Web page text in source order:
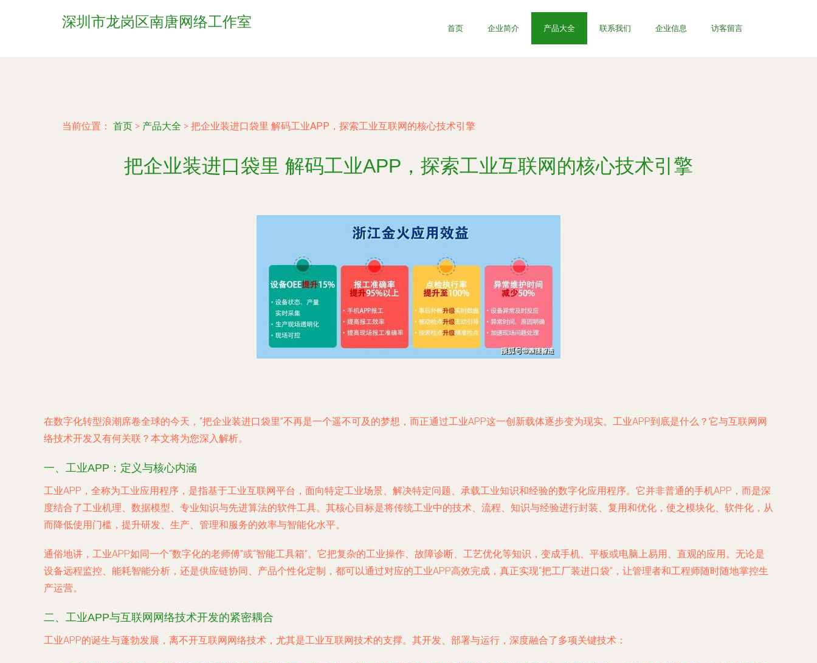
深圳市龙岗区南唐网络工作室 首页 企业简介 产品大全 联系我们 企业信息 访客留言
当前位置： 首页 > 产品大全 > 把企业装进口袋里 解码工业APP，探索工业互联网的核心技术引擎
把企业装进口袋里 解码工业APP，探索工业互联网的核心技术引擎
在数字化转型浪潮席卷全球的今天，“把企业装进口袋里”不再是一个遥不可及的梦想，而正通过工业APP这一创新载体逐步变为现实。工业APP到底是什么？它与互联网网
络技术开发又有何关联？本文将为您深入解析。
一、工业APP：定义与核心内涵
工业APP，全称为工业应用程序，是指基于工业互联网平台，面向特定工业场景、解决特定问题、承载工业知识和经验的数字化应用程序。它并非普通的手机APP，而是深
度结合了工业机理、数据模型、专业知识与先进算法的软件工具。其核心目标是将传统工业中的技术、流程、知识与经验进行封装、复用和优化，使之模块化、软件化，从
而降低使用门槛，提升研发、生产、管理和服务的效率与智能化水平。
通俗地讲，工业APP如同一个“数字化的老师傅”或“智能工具箱”。它把复杂的工业操作、故障诊断、工艺优化等知识，变成手机、平板或电脑上易用、直观的应用。无论是
设备远程监控、能耗智能分析，还是供应链协同、产品个性化定制，都可以通过对应的工业APP高效完成，真正实现“把工厂装进口袋”，让管理者和工程师随时随地掌控生
产运营。
二、工业APP与互联网网络技术开发的紧密耦合
工业APP的诞生与蓬勃发展，离不开互联网网络技术，尤其是工业互联网技术的支撑。其开发、部署与运行，深度融合了多项关键技术：